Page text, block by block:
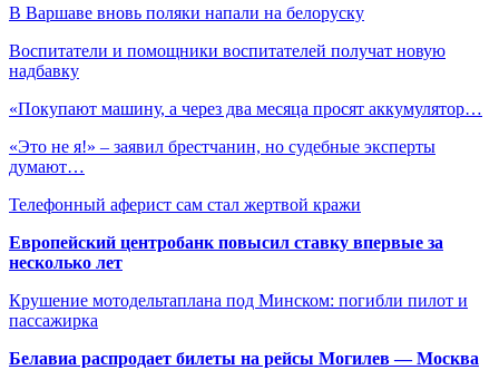
В Варшаве вновь поляки напали на белоруску
Воспитатели и помощники воспитателей получат новую
надбавку
«Покупают машину, а через два месяца просят аккумулятор…
«Это не я!» – заявил брестчанин, но судебные эксперты
думают…
Телефонный аферист сам стал жертвой кражи
Европейский центробанк повысил ставку впервые за
несколько лет
Крушение мотодельтаплана под Минском: погибли пилот и
пассажирка
Белавиа распродает билеты на рейсы Могилев — Москва